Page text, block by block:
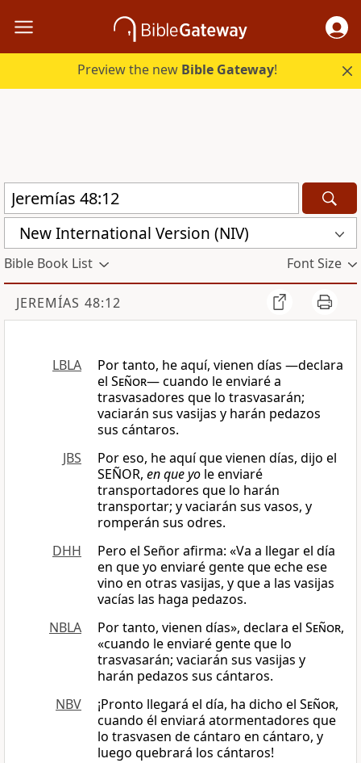
Preview the new Bible Gateway!
New International Version (NIV)
Bible Book List Font Size
JEREMÍAS 48:12
LBLA
Por tanto, he aquí, vienen días —declara
el Señor— cuando le enviaré a
trasvasadores que lo trasvasarán;
vaciarán sus vasijas y harán pedazos
sus cántaros.
JBS
Por eso, he aquí que vienen días, dijo el
SEÑOR, en que yo le enviaré
transportadores que lo harán
transportar; y vaciarán sus vasos, y
romperán sus odres.
DHH
Pero el Señor afirma: «Va a llegar el día
en que yo enviaré gente que eche ese
vino en otras vasijas, y que a las vasijas
vacías las haga pedazos.
NBLA
Por tanto, vienen días», declara el Señor,
«cuando le enviaré gente que lo
trasvasarán; vaciarán sus vasijas y
harán pedazos sus cántaros.
NBV
¡Pronto llegará el día, ha dicho el Señor,
cuando él enviará atormentadores que
lo trasvasen de cántaro en cántaro, y
luego quebrará los cántaros!